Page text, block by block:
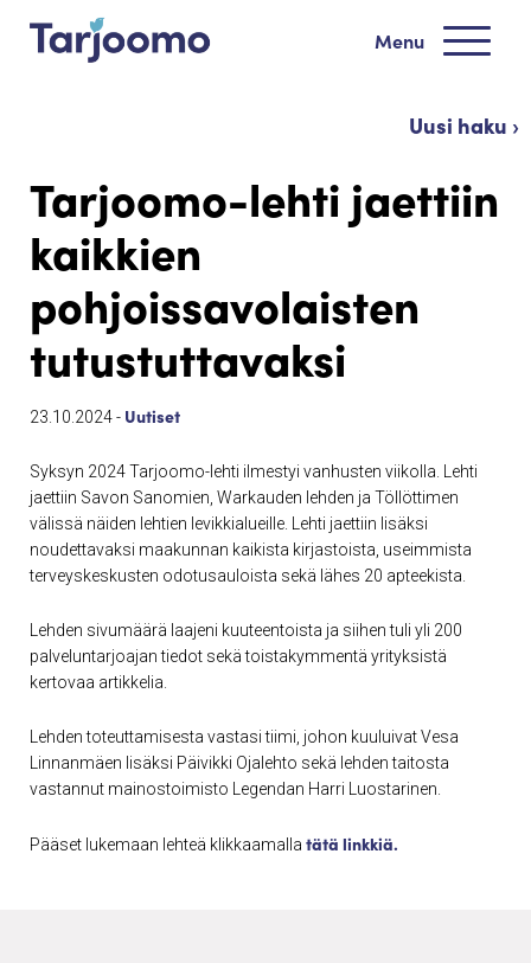
Siirry sisältöön
Menu
Uusi haku ›
Tarjoomo-lehti jaettiin
kaikkien
pohjoissavolaisten
tutustuttavaksi
23.10.2024 - Uutiset
Syksyn 2024 Tarjoomo-lehti ilmestyi vanhusten viikolla. Lehti
jaettiin Savon Sanomien, Warkauden lehden ja Töllöttimen
välissä näiden lehtien levikkialueille. Lehti jaettiin lisäksi
noudettavaksi maakunnan kaikista kirjastoista, useimmista
terveyskeskusten odotusauloista sekä lähes 20 apteekista.
Lehden sivumäärä laajeni kuuteentoista ja siihen tuli yli 200
palveluntarjoajan tiedot sekä toistakymmentä yrityksistä
kertovaa artikkelia.
Lehden toteuttamisesta vastasi tiimi, johon kuuluivat Vesa
Linnanmäen lisäksi Päivikki Ojalehto sekä lehden taitosta
vastannut mainostoimisto Legendan Harri Luostarinen.
Pääset lukemaan lehteä klikkaamalla tätä linkkiä.